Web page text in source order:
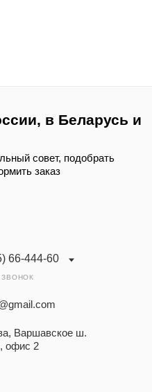
в Беларусь и
совет, подобрать
заказ
66-444-60
ЗВОНОК
Варшавское ш.
офис 2